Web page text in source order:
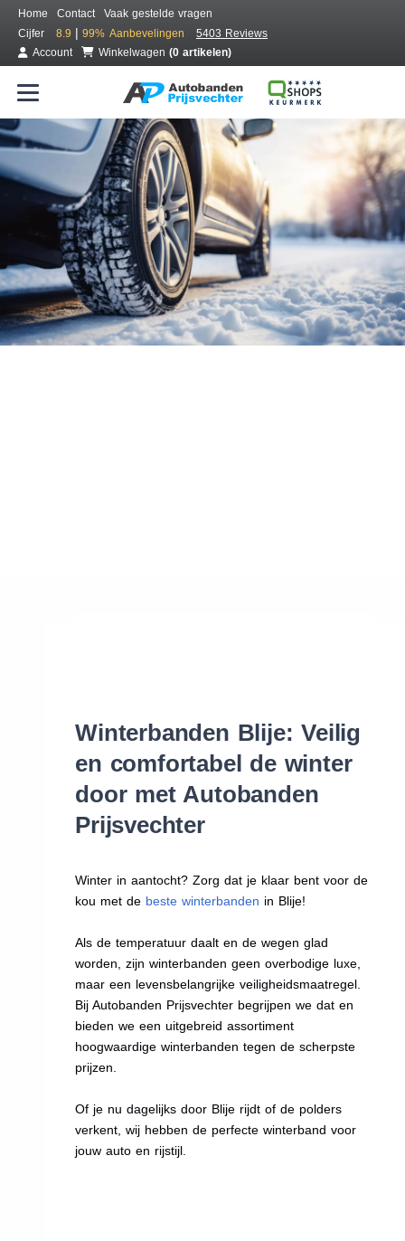
Home Contact
Vaak gestelde vragen
Cijfer
8.9 | 99% Aanbevelingen
5403 Reviews
Account
Winkelwagen (0 artikelen)
Bestel voordelig winterbanden
Gratis bezorgd of montage bij jou in de buurt
Seizoen:
Merken:
Winterbanden Blije: Veilig
en comfortabel de winter
door met Autobanden
Prijsvechter
Winter in aantocht? Zorg dat je klaar bent voor de
kou met de beste winterbanden in Blije!
Als de temperatuur daalt en de wegen glad
worden, zijn winterbanden geen overbodige luxe,
maar een levensbelangrijke veiligheidsmaatregel.
Bij Autobanden Prijsvechter begrijpen we dat en
bieden we een uitgebreid assortiment
hoogwaardige winterbanden tegen de scherpste
prijzen.
Of je nu dagelijks door Blije rijdt of de polders
verkent, wij hebben de perfecte winterband voor
jouw auto en rijstijl.